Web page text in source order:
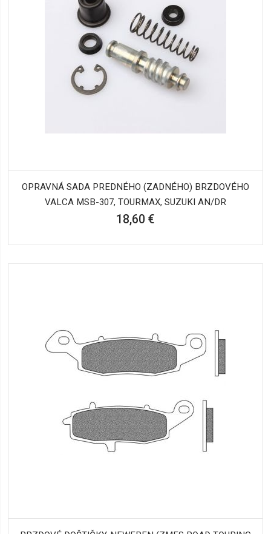
OPRAVNÁ SADA PREDNÉHO (ZADNÉHO) BRZDOVÉHO
VALCA MSB-307, TOURMAX, SUZUKI AN/DR
18,60 €